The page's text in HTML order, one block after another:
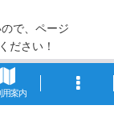
で、ページ
ださい！
用案内